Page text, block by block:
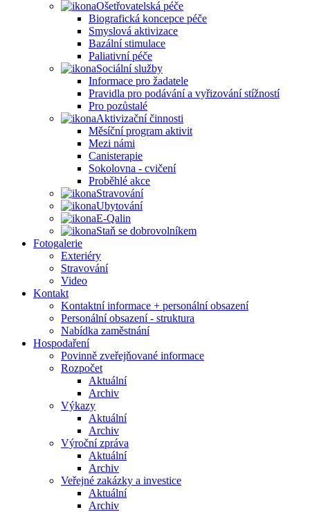
Ošetřovatelská péče
Biografická koncepce péče
Smyslová aktivizace
Bazální stimulace
Paliativní péče
Sociální služby
Informace pro žadatele
Pravidla pro podávání a vyřizování stížností
Pro pozůstalé
Aktivizační činnosti
Měsíční program aktivit
Mezi námi
Canisterapie
Sokolovna - cvičení
Proběhlé akce
Stravování
Ubytování
E-Qalin
Staň se dobrovolníkem
Fotogalerie
Exteriéry
Stravování
Video
Kontakt
Kontaktní informace + personální obsazení
Personální obsazení - struktura
Nabídka zaměstnání
Hospodaření
Povinně zveřejňované informace
Rozpočet
Aktuální
Archiv
Výkazy
Aktuální
Archiv
Výroční zpráva
Aktuální
Archiv
Veřejné zakázky a investice
Aktuální
Archiv